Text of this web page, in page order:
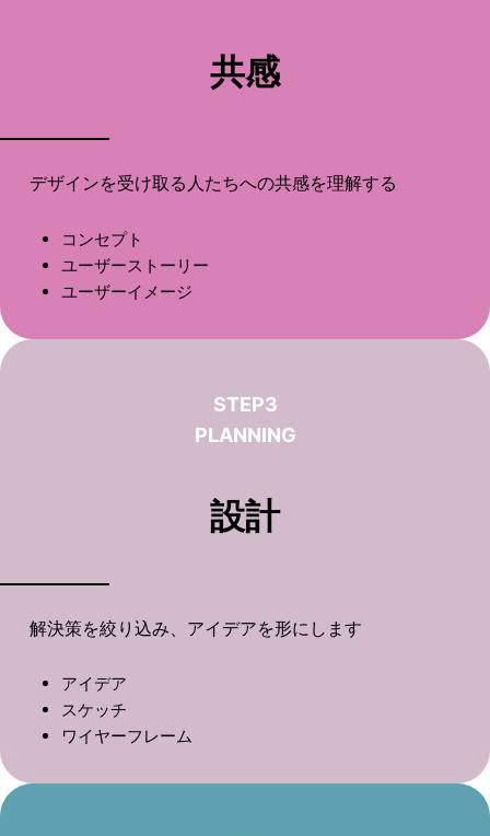
共感
デザインを受け取る人たちへの共感を理解する
コンセプト
ユーザーストーリー
ユーザーイメージ
STEP3
PLANNING
設計
解決策を絞り込み、アイデアを形にします
アイデア
スケッチ
ワイヤーフレーム